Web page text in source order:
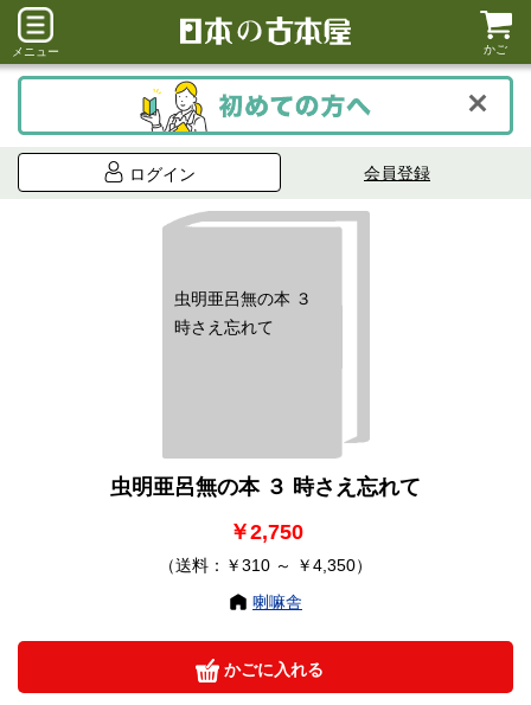
メニュー かご
ログイン 会員登録
虫明亜呂無の本 ３
時さえ忘れて
虫明亜呂無の本 ３ 時さえ忘れて
￥2,750
（送料：￥310 ～ ￥4,350）
喇嘛舎
かごに入れる